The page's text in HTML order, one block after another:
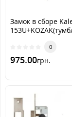
Замок в сборе
0
975.00грн.